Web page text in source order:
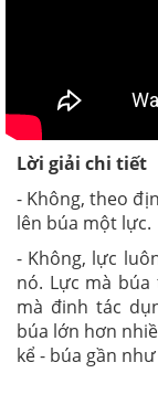
Lời giải chi tiết
- Không, theo
lên búa một lực.
- Không, lực
nó. Lực mà
mà đinh tác
búa lớn hơn
kể - búa gần